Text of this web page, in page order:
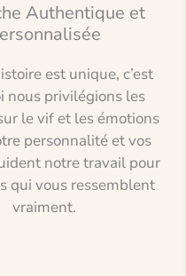
Authentique et
est unique, c’est
nous privilégions les
le vif et les émotions
personnalité et vos
notre travail pour
qui vous ressemblent
vraiment.